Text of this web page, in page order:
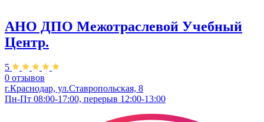
АНО ДПО Межотраслевой Учебный
Центр.
5
0 отзывов
г.Краснодар, ул.Ставропольская, 8
Пн-Пт 08:00-17:00, перерыв 12:00-13:00